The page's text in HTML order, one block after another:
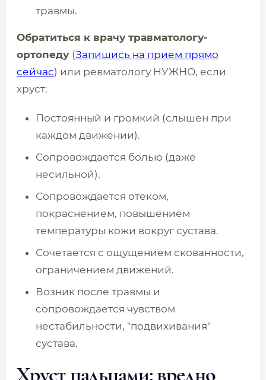
травмы.
Обратиться к врачу травматологу-
ортопеду (Запишись на прием прямо
сейчас) или ревматологу НУЖНО, если
хруст:
Постоянный и громкий (слышен при
каждом движении).
Сопровождается болью (даже
несильной).
Сопровождается отеком,
покраснением, повышением
температуры кожи вокруг сустава.
Сочетается с ощущением скованности,
ограничением движений.
Возник после травмы и
сопровождается чувством
нестабильности, "подвихивания"
сустава.
Хруст пальцами: вредно